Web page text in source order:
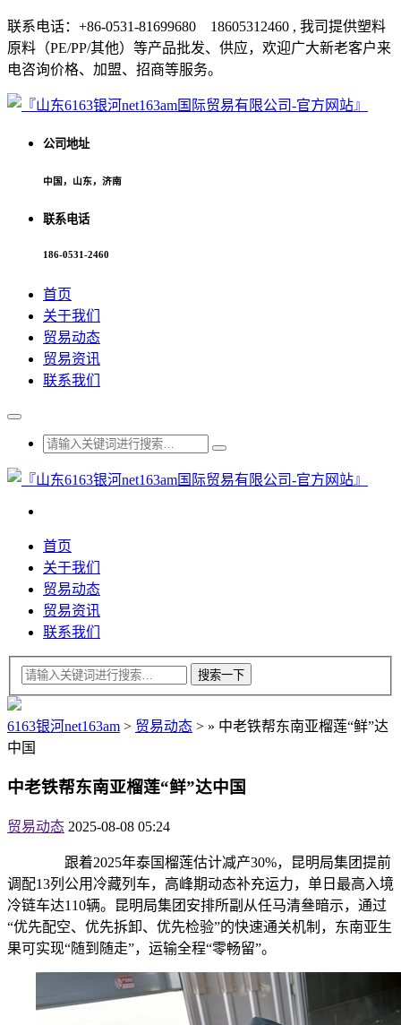
联系电话：+86-0531-81699680 18605312460 , 我司提供塑料
原料（PE/PP/其他）等产品批发、供应，欢迎广大新老客户来
电咨询价格、加盟、招商等服务。
公司地址
中国，山东，济南
联系电话
186-0531-2460
首页
关于我们
贸易动态
贸易资讯
联系我们
首页
关于我们
贸易动态
贸易资讯
联系我们
6163银河net163am > 贸易动态 > » 中老铁帮东南亚榴莲“鲜”达
中国
中老铁帮东南亚榴莲“鲜”达中国
贸易动态 2025-08-08 05:24
跟着2025年泰国榴莲估计减产30%，昆明局集团提前
调配13列公用冷藏列车，高峰期动态补充运力，单日最高入境
冷链车达110辆。昆明局集团安排所副从任马清叄暗示，通过
“优先配空、优先拆卸、优先检验”的快速通关机制，东南亚生
果可实现“随到随走”，运输全程“零畅留”。